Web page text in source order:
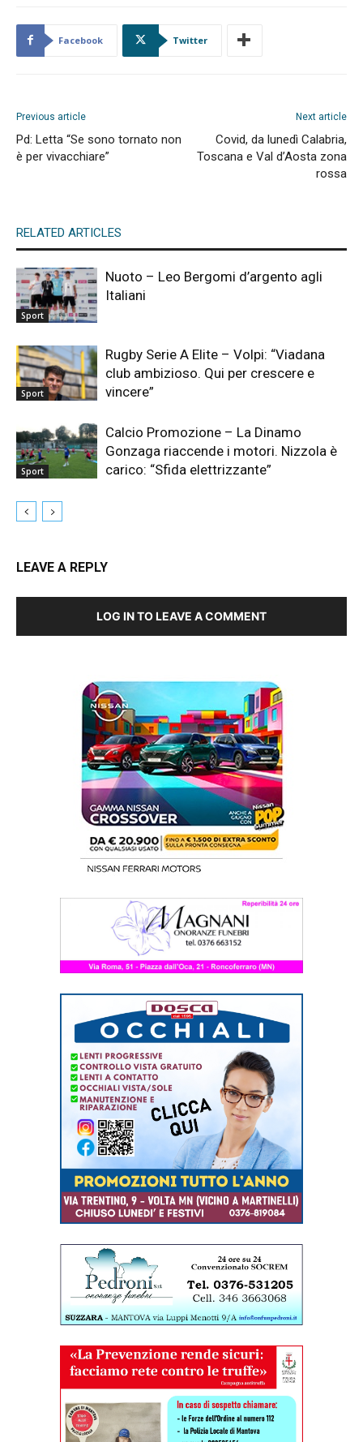
Facebook Twitter
Previous article
Pd: Letta “Se sono tornato non
è per vivacchiare”
Next article
Covid, da lunedì Calabria,
Toscana e Val d’Aosta zona
rossa
RELATED ARTICLES
Sport
Nuoto – Leo Bergomi d’argento agli
Italiani
Sport
Rugby Serie A Elite – Volpi: “Viadana
club ambizioso. Qui per crescere e
vincere”
Sport
Calcio Promozione – La Dinamo
Gonzaga riaccende i motori. Nizzola è
carico: “Sfida elettrizzante”
LEAVE A REPLY
LOG IN TO LEAVE A COMMENT